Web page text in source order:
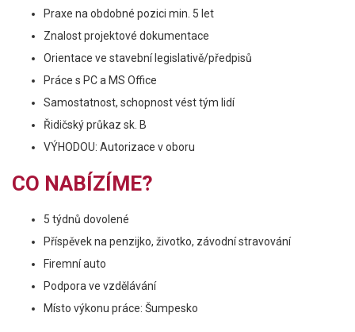
Praxe na obdobné pozici min. 5 let
Znalost projektové dokumentace
Orientace ve stavební legislativě/předpisů
Práce s PC a MS Office
Samostatnost, schopnost vést tým lidí
Řidičský průkaz sk. B
VÝHODOU: Autorizace v oboru
CO NABÍZÍME?
5 týdnů dovolené
Příspěvek na penzijko, životko, závodní stravování
Firemní auto
Podpora ve vzdělávání
Místo výkonu práce: Šumpesko